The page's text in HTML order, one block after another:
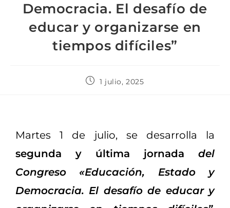
Democracia. El desafío de
educar y organizarse en
tiempos difíciles”
1 julio, 2025
Martes 1 de julio, se desarrolla la
segunda y última jornada del
Congreso «Educación, Estado y
Democracia. El desafío de educar y